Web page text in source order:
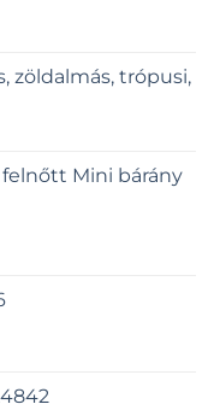
zöldalmás, trópusi,
Mini bárány